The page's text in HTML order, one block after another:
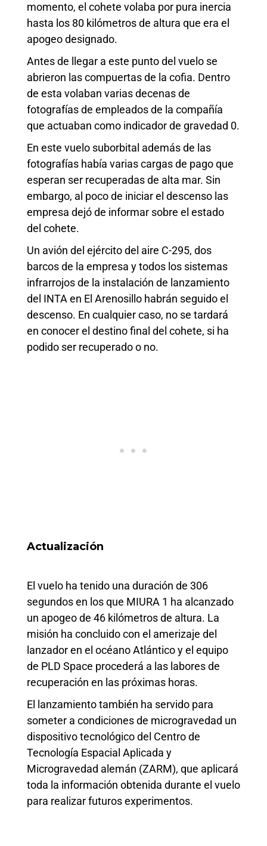
momento, el cohete volaba por pura inercia
hasta los 80 kilómetros de altura que era el
apogeo designado.
Antes de llegar a este punto del vuelo se
abrieron las compuertas de la cofia. Dentro
de esta volaban varias decenas de
fotografías de empleados de la compañía
que actuaban como indicador de gravedad 0.
En este vuelo suborbital además de las
fotografías había varias cargas de pago que
esperan ser recuperadas de alta mar. Sin
embargo, al poco de iniciar el descenso las
empresa dejó de informar sobre el estado
del cohete.
Un avión del ejército del aire C-295, dos
barcos de la empresa y todos los sistemas
infrarrojos de la instalación de lanzamiento
del INTA en El Arenosillo habrán seguido el
descenso. En cualquier caso, no se tardará
en conocer el destino final del cohete, si ha
podido ser recuperado o no.
Actualización
El vuelo ha tenido una duración de 306
segundos en los que MIURA 1 ha alcanzado
un apogeo de 46 kilómetros de altura. La
misión ha concluido con el amerizaje del
lanzador en el océano Atlántico y el equipo
de PLD Space procederá a las labores de
recuperación en las próximas horas.
El lanzamiento también ha servido para
someter a condiciones de microgravedad un
dispositivo tecnológico del Centro de
Tecnología Espacial Aplicada y
Microgravedad alemán (ZARM), que aplicará
toda la información obtenida durante el vuelo
para realizar futuros experimentos.